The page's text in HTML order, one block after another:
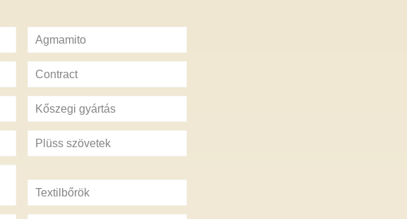
Agmamito
Contract
Kőszegi gyártás
Plüss szövetek
Textilbőrök